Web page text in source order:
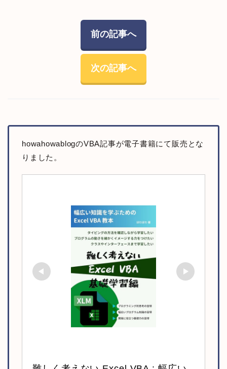
前の記事へ
次の記事へ
howahowablogのVBA記事が電子書籍にて販売とな
りました。